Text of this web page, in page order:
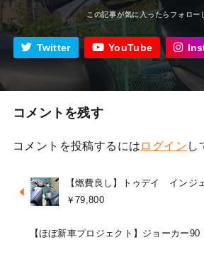
Twitter YouTube
コメントを残す
コメントを投稿するには ログイン し
【燃費良し】トゥデイ インジ
￥79,800
【ほぼ新車プロジェクト】ジョーカー